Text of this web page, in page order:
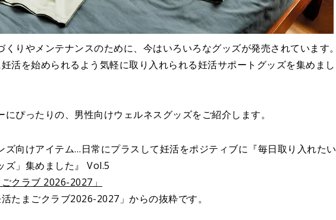
くりやメンテナンスのために、今はいろいろなグッズが発売されています。
活を始められるよう気軽に取り入れられる妊活サポートグッズを集めまし
ぴったりの、男性向けウェルネスグッズをご紹介します。
ズ向けアイテム…日常にプラスして妊活をポジティブに『毎日取り入れたい
ズ」集めました』 Vol.5
クラブ 2026-2027」
たまごクラブ2026-2027」からの抜粋です。